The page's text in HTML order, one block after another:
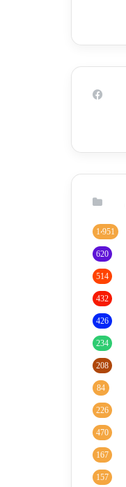
1٬951
620
514
432
426
234
208
84
226
470
167
157